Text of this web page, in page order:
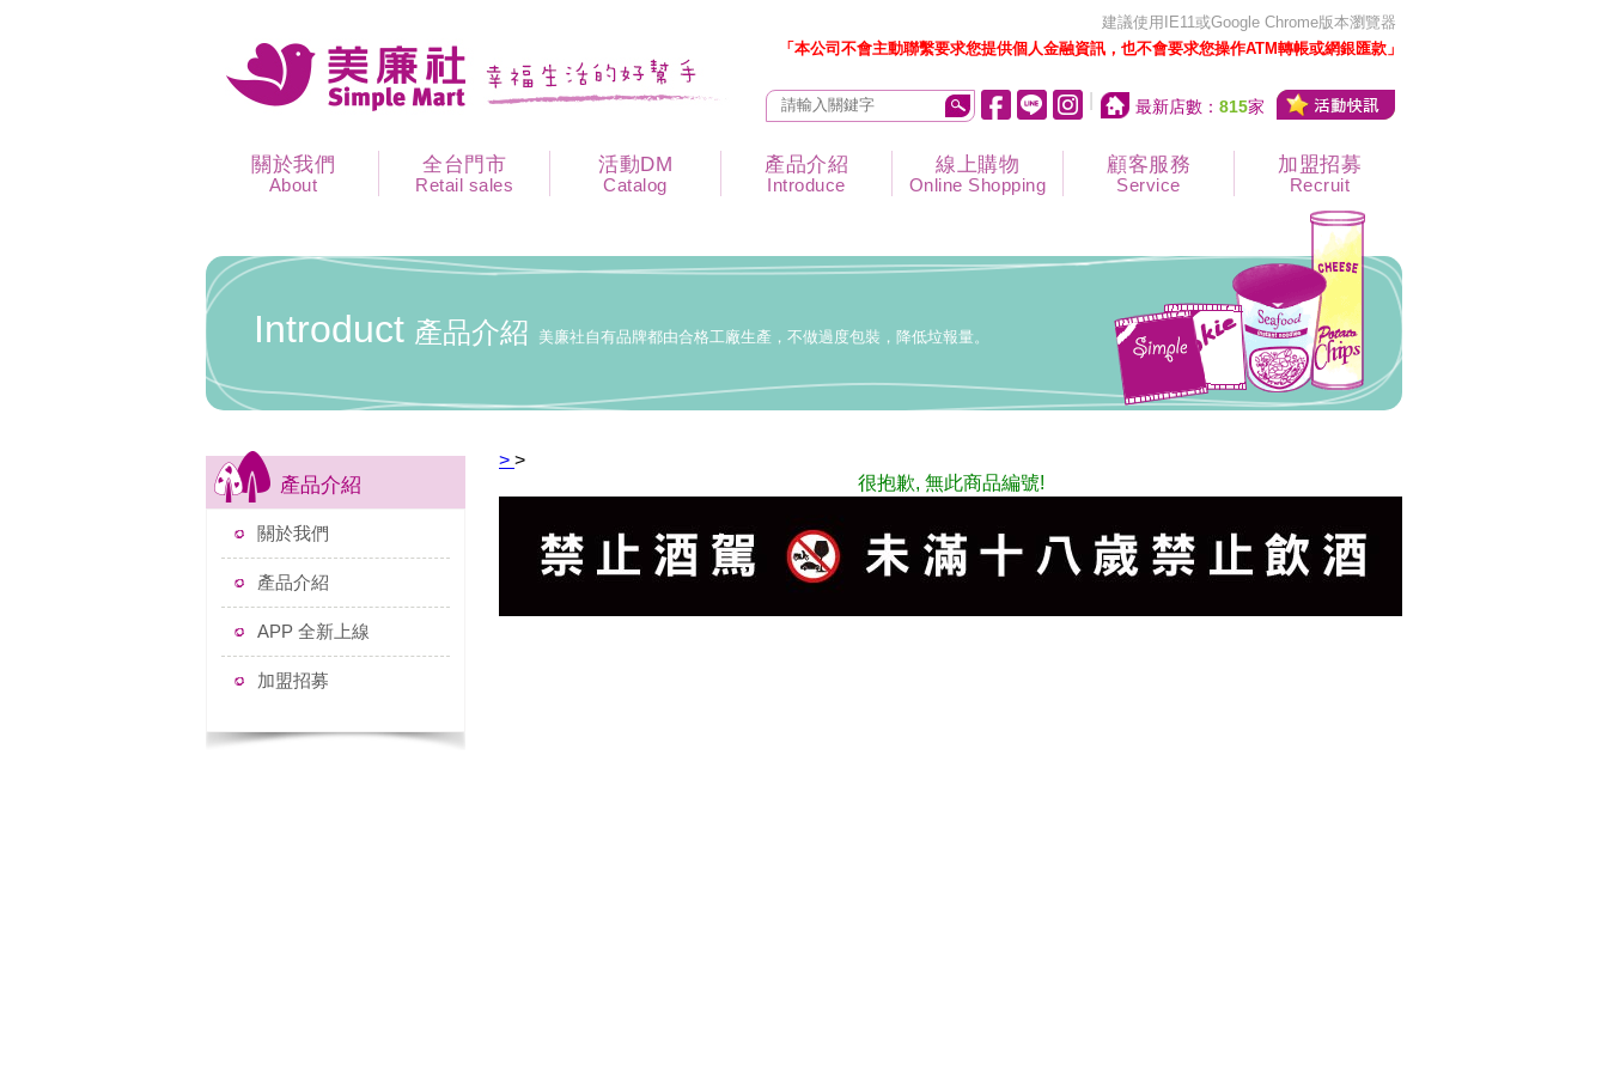
建議使用IE11或Google Chrome版本瀏覽器
「本公司不會主動聯繫要求您提供個人金融資訊，也不會要求您操作ATM轉帳或網銀匯款」
最新店數： 815家
關於我們
About
全台門市
Retail sales
活動DM
Catalog
產品介紹
Introduce
線上購物
Online Shopping
顧客服務
Service
加盟招募
Recruit
Introduct 產品介紹 美廉社自有品牌都由合格工廠生產，不做過度包裝，降低垃報量。
產品介紹
關於我們
產品介紹
APP 全新上線
加盟招募
> >
很抱歉, 無此商品編號!